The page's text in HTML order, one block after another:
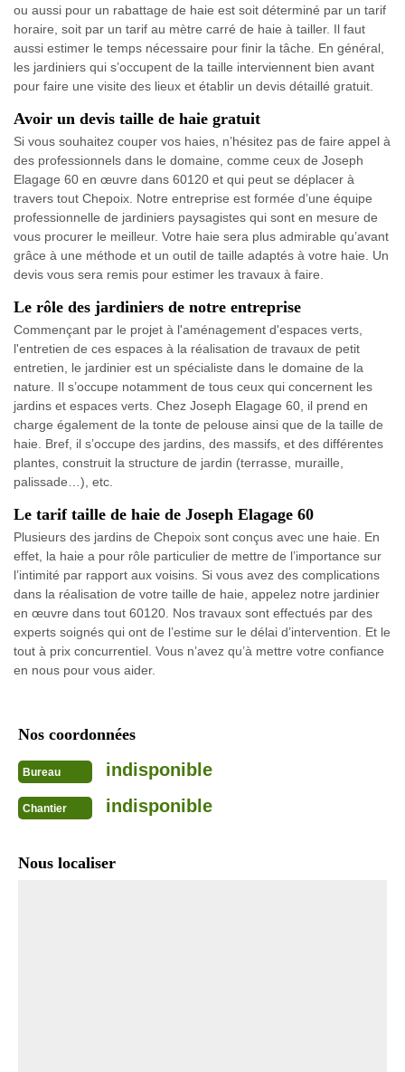
ou aussi pour un rabattage de haie est soit déterminé par un tarif
horaire, soit par un tarif au mètre carré de haie à tailler. Il faut
aussi estimer le temps nécessaire pour finir la tâche. En général,
les jardiniers qui s’occupent de la taille interviennent bien avant
pour faire une visite des lieux et établir un devis détaillé gratuit.
Avoir un devis taille de haie gratuit
Si vous souhaitez couper vos haies, n’hésitez pas de faire appel à
des professionnels dans le domaine, comme ceux de Joseph
Elagage 60 en œuvre dans 60120 et qui peut se déplacer à
travers tout Chepoix. Notre entreprise est formée d’une équipe
professionnelle de jardiniers paysagistes qui sont en mesure de
vous procurer le meilleur. Votre haie sera plus admirable qu’avant
grâce à une méthode et un outil de taille adaptés à votre haie. Un
devis vous sera remis pour estimer les travaux à faire.
Le rôle des jardiniers de notre entreprise
Commençant par le projet à l'aménagement d'espaces verts,
l'entretien de ces espaces à la réalisation de travaux de petit
entretien, le jardinier est un spécialiste dans le domaine de la
nature. Il s’occupe notamment de tous ceux qui concernent les
jardins et espaces verts. Chez Joseph Elagage 60, il prend en
charge également de la tonte de pelouse ainsi que de la taille de
haie. Bref, il s’occupe des jardins, des massifs, et des différentes
plantes, construit la structure de jardin (terrasse, muraille,
palissade…), etc.
Le tarif taille de haie de Joseph Elagage 60
Plusieurs des jardins de Chepoix sont conçus avec une haie. En
effet, la haie a pour rôle particulier de mettre de l’importance sur
l’intimité par rapport aux voisins. Si vous avez des complications
dans la réalisation de votre taille de haie, appelez notre jardinier
en œuvre dans tout 60120. Nos travaux sont effectués par des
experts soignés qui ont de l’estime sur le délai d’intervention. Et le
tout à prix concurrentiel. Vous n’avez qu’à mettre votre confiance
en nous pour vous aider.
Nos coordonnées
Bureau indisponible
Chantier indisponible
Nous localiser